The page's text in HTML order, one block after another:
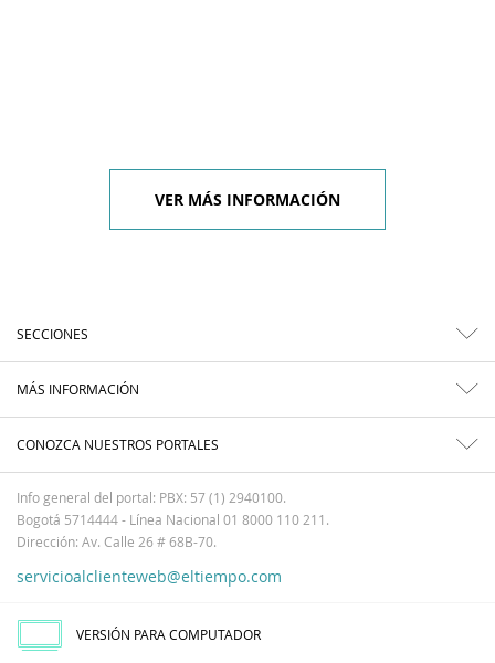
VER MÁS INFORMACIÓN
SECCIONES
MÁS INFORMACIÓN
CONOZCA NUESTROS PORTALES
Info general del portal: PBX: 57 (1) 2940100.
Bogotá 5714444 - Línea Nacional 01 8000 110 211.
Dirección: Av. Calle 26 # 68B-70.
servicioalclienteweb@eltiempo.com
VERSIÓN PARA COMPUTADOR